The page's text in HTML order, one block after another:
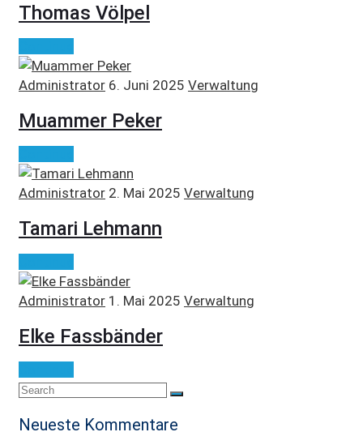
Thomas Völpel
Administrator 6. Juni 2025 Verwaltung
Muammer Peker
Administrator 2. Mai 2025 Verwaltung
Tamari Lehmann
Administrator 1. Mai 2025 Verwaltung
Elke Fassbänder
Neueste Kommentare